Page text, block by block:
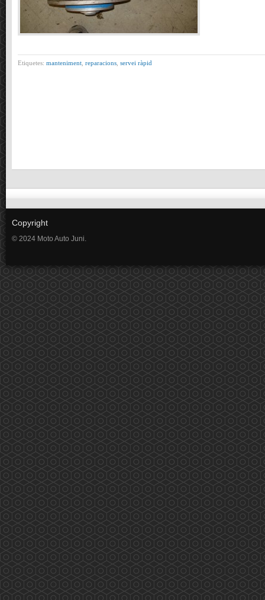
Etiquetes: manteniment reparacions servei ràpid
Copyright
© 2024 Moto Auto Juni.